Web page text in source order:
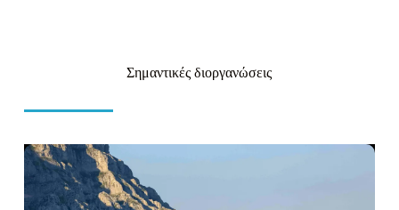
Σημαντικές διοργανώσεις